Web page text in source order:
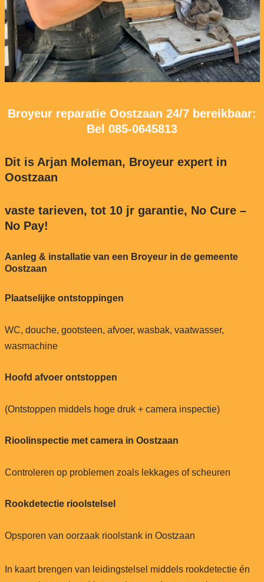
Broyeur reparatie Oostzaan 24/7 bereikbaar:
Bel 085-0645813
Dit is Arjan Moleman, Broyeur expert in
Oostzaan
vaste tarieven, tot 10 jr garantie, No Cure –
No Pay!
Aanleg & installatie van een Broyeur in de gemeente
Oostzaan
Plaatselijke ontstoppingen
WC, douche, gootsteen, afvoer, wasbak, vaatwasser,
wasmachine
Hoofd afvoer ontstoppen
(Ontstoppen middels hoge druk + camera inspectie)
Rioolinspectie met camera in Oostzaan
Controleren op problemen zoals lekkages of scheuren
Rookdetectie rioolstelsel
Opsporen van oorzaak rioolstank in Oostzaan
In kaart brengen van leidingstelsel middels rookdetectie én